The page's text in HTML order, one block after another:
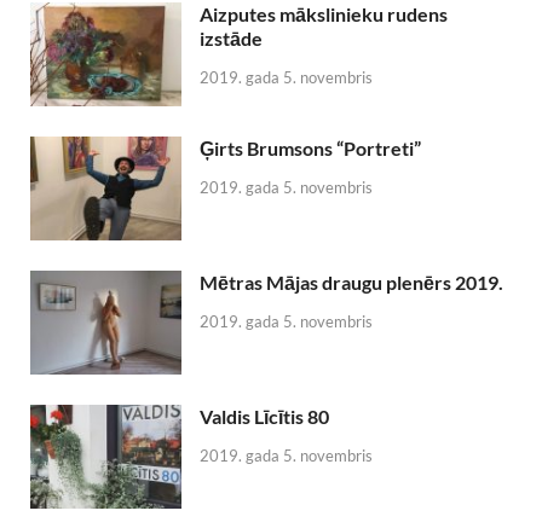
Aizputes mākslinieku rudens
izstāde
2019. gada 5. novembris
Ģirts Brumsons “Portreti”
2019. gada 5. novembris
Mētras Mājas draugu plenērs 2019.
2019. gada 5. novembris
Valdis Līcītis 80
2019. gada 5. novembris